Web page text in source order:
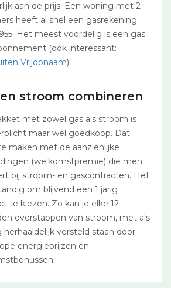
aan de prijs. Een woning met 2
heeft al snel een gasrekening
Het meest voordelig is een gas
(ook interessant:
Vrijopnaam).
en stroom combineren
met zowel gas als stroom is
maar wel goedkoop. Dat
maken met de aanzienlijke
(welkomstpremie) die men
bij stroom- en gascontracten. Het
om blijvend een 1 jarig
te kiezen. Zo kan je elke 12
overstappen van stroom, met als
herhaaldelijk versteld staan door
energieprijzen en